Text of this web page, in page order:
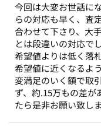
今回は大変お世話に
らの対応も早く、査
合わせて下さり、大
とは段違いの対応でし
希望値よりは低く落
希望値に近くなるよ
変満足のいく額で取
ず、約.15万もの差
たら是非お願い致しま